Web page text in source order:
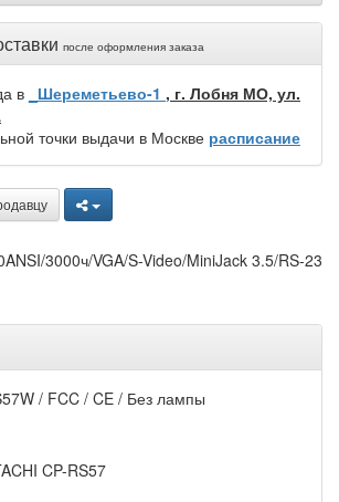
после оформления заказа
в _Шереметьево-1 , г. Лобня МО, ул.
точки выдачи в Москве расписание
3000ч/VGA/S-Video/MiniJack 3.5/RS-23
/ FCC / CE / Без лампы
CP-RS57